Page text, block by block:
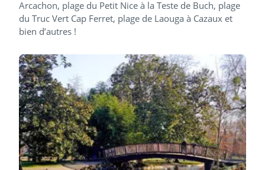
Arcachon, plage du Petit Nice à la Teste de Buch, plage
du Truc Vert Cap Ferret, plage de Laouga à Cazaux et
bien d’autres !